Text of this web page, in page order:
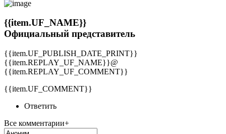
{{item.UF_NAME}}
Официальный представитель
{{item.UF_PUBLISH_DATE_PRINT}}
{{item.REPLAY_UF_NAME}}@
{{item.REPLAY_UF_COMMENT}}
{{item.UF_COMMENT}}
Ответить
Все комментарии+